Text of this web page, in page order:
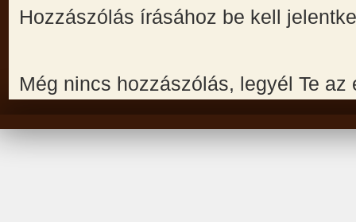
Hozzászólás írásához be kell
Még nincs hozzászólás, legyél Te az